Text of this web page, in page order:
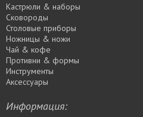
Кастрюли & наборы
Сковороды
Столовые приборы
Ножницы & ножи
Чай & кофе
Противни & формы
Инструменты
Аксессуары
Информация: